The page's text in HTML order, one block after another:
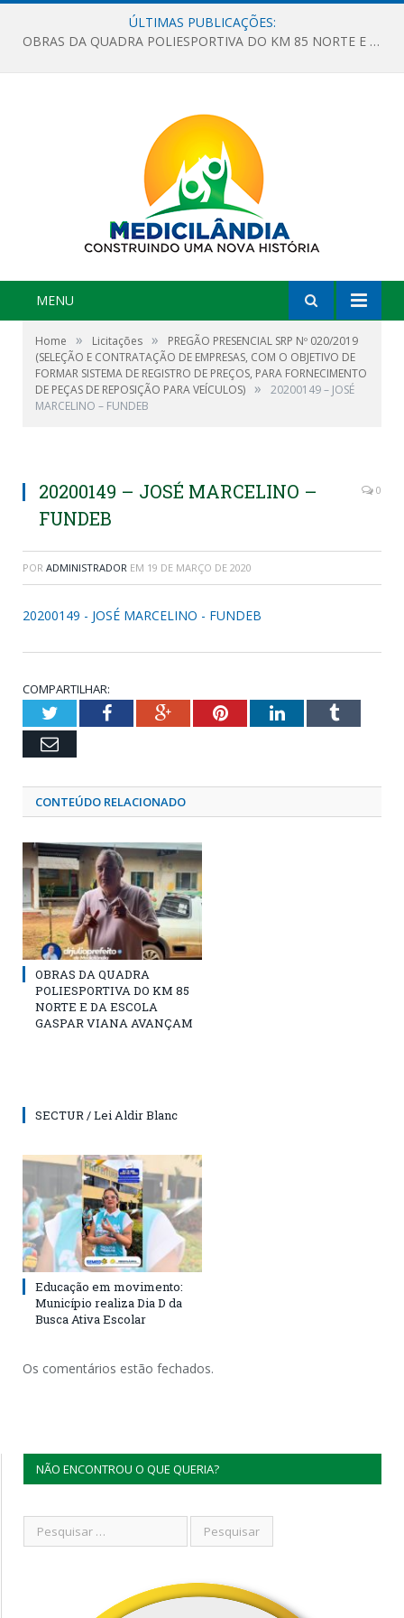
ÚLTIMAS PUBLICAÇÕES:
OBRAS DA QUADRA POLIESPORTIVA DO KM 85 NORTE E DA ESCOLA GASPAR VIANA AVANÇAM
MENU
Home » Licitações »
PREGÃO PRESENCIAL SRP Nº 020/2019
(SELEÇÃO E CONTRATAÇÃO DE EMPRESAS, COM O OBJETIVO DE
FORMAR SISTEMA DE REGISTRO DE PREÇOS, PARA FORNECIMENTO
DE PEÇAS DE REPOSIÇÃO PARA VEÍCULOS) »
20200149 – JOSÉ
MARCELINO – FUNDEB
20200149 – JOSÉ MARCELINO –
FUNDEB
0
POR ADMINISTRADOR EM 19 DE MARÇO DE 2020
20200149 - JOSÉ MARCELINO - FUNDEB
COMPARTILHAR:
TwitterFacebookGoogle+PinterestLinkedInTumblr
Email
CONTEÚDO RELACIONADO
OBRAS DA QUADRA
POLIESPORTIVA DO KM 85
NORTE E DA ESCOLA
GASPAR VIANA AVANÇAM
SECTUR / Lei Aldir Blanc
Educação em movimento:
Município realiza Dia D da
Busca Ativa Escolar
Os comentários estão fechados.
NÃO ENCONTROU O QUE QUERIA?